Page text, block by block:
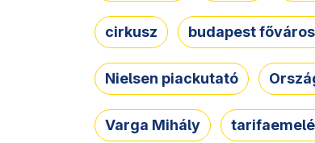
cirkusz budapest
Nielsen piackutató
Varga Mihály